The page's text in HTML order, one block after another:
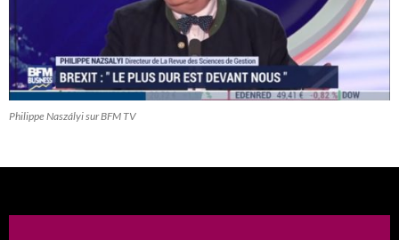
Philippe Naszályi sur BFM TV